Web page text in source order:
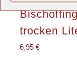
trocken
6,95 €